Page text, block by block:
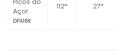
Açor
DPA18K
112ª 27ª